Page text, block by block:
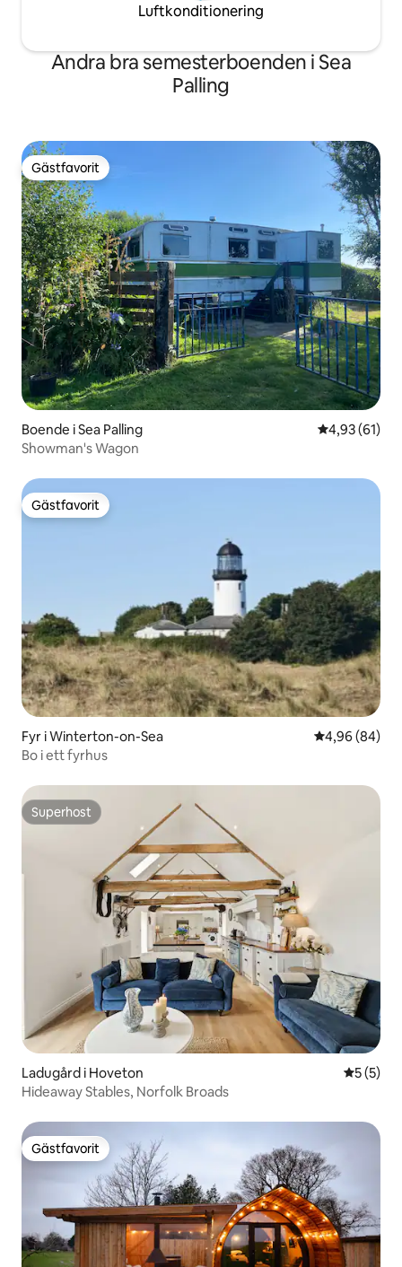
Luftkonditionering
Andra bra semesterboenden i Sea
Palling
Gästfavorit
Gästfavorit
Boende i Sea Palling 4,93 av 5 i
4,93 (61)
Showman's Wagon
Gästfavorit
Gästfavorit
Fyr i Winterton-on-Sea 4,96 av 5 i
4,96 (84)
Bo i ett fyrhus
Superhost
Superhost
Ladugård i Hoveton 5 av 5 i
5 (5)
Hideaway Stables, Norfolk Broads
Gästfavorit
Gästfavorit